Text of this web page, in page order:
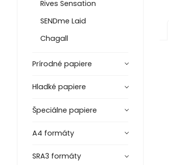
Rives Sensation
SENDme Laid
Chagall
Prírodné papiere
Hladké papiere
Špeciálne papiere
A4 formáty
SRA3 formáty